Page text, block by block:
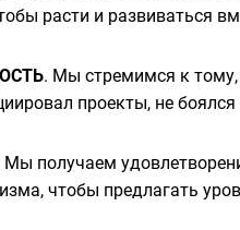
расти и развиваться
. Мы стремимся к
проекты, не
Мы получаем
чтобы предлагать